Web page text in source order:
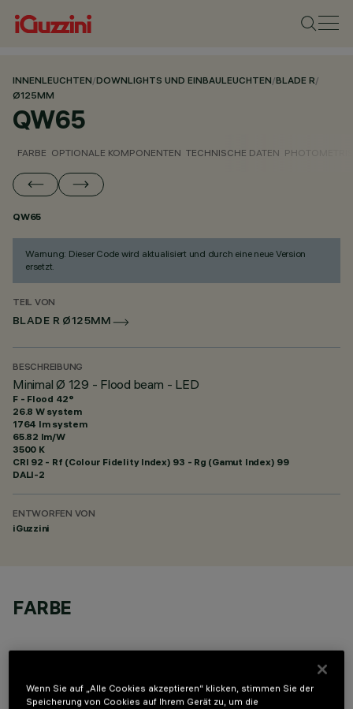
INNENLEUCHTEN/DOWNLIGHTS UND EINBAULEUCHTEN/BLADE R/
Ø125MM
QW65
FARBE OPTIONALE KOMPONENTEN TECHNISCHE DATEN
QW65
Warnung: Dieser Code wird aktualisiert und durch eine neue Version
ersetzt.
TEIL VON
BLADE R Ø125MM
BESCHREIBUNG
Minimal Ø 129 - Flood beam - LED
F - Flood 42°
26.8 W system
1764 lm system
65.82 lm/W
3500 K
CRI 92 - Rf (Colour Fidelity Index) 93 - Rg (Gamut Index) 99
DALI-2
ENTWORFEN VON
iGuzzini
FARBE
Wenn Sie auf „Alle Cookies akzeptieren“ klicken, stimmen Sie der
Speicherung von Cookies auf Ihrem Gerät zu, um die